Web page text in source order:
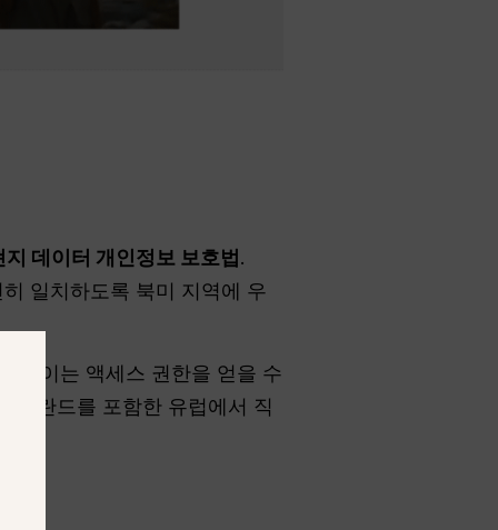
지 데이터 개인정보 보호법.
일치하도록 북미 지역에 우
없이는 액세스 권한을 얻을 수
핀란드를 포함한 유럽에서 직